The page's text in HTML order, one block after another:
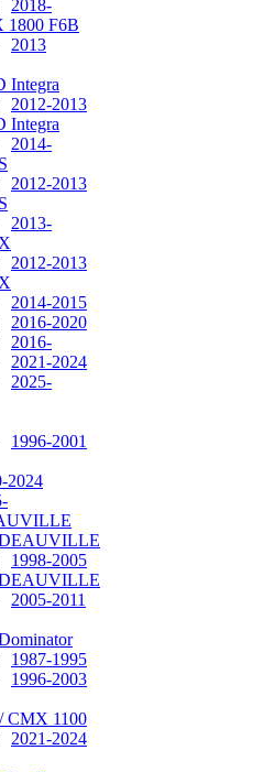
2018-
1800 F6B
2013
Integra
2012-2013
Integra
2014-
2012-2013
2013-
2012-2013
2014-2015
2016-2020
2016-
2021-2024
2025-
1996-2001
2024
1998-2005
2005-2011
1987-1995
1996-2003
CMX 1100
2021-2024